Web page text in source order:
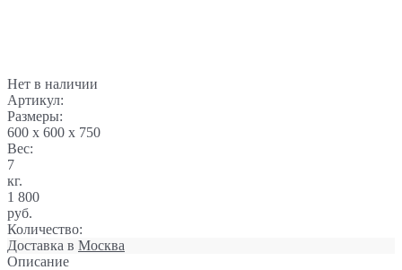
Нет в наличии
Артикул:
Размеры:
600 x 600 x 750
Вес:
7
кг.
1 800
руб.
Количество:
Доставка в Москва
Описание